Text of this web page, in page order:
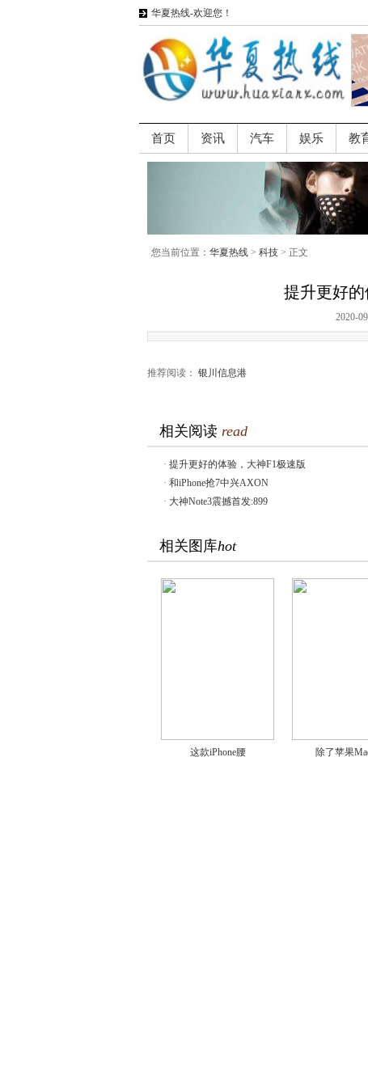
华夏热线-欢迎您！
首页 资讯 汽车 娱乐 教
您当前位置： 华夏热线 > 科技 > 正文
提升更好的
2020-
推荐阅读： 银川信息港
相关阅读 read
· 提升更好的体验，大神F1极速版
· 和iPhone抢7中兴AXON
· 大神Note3震撼首发:899
相关图库hot
这款iPhone腰 除了苹果